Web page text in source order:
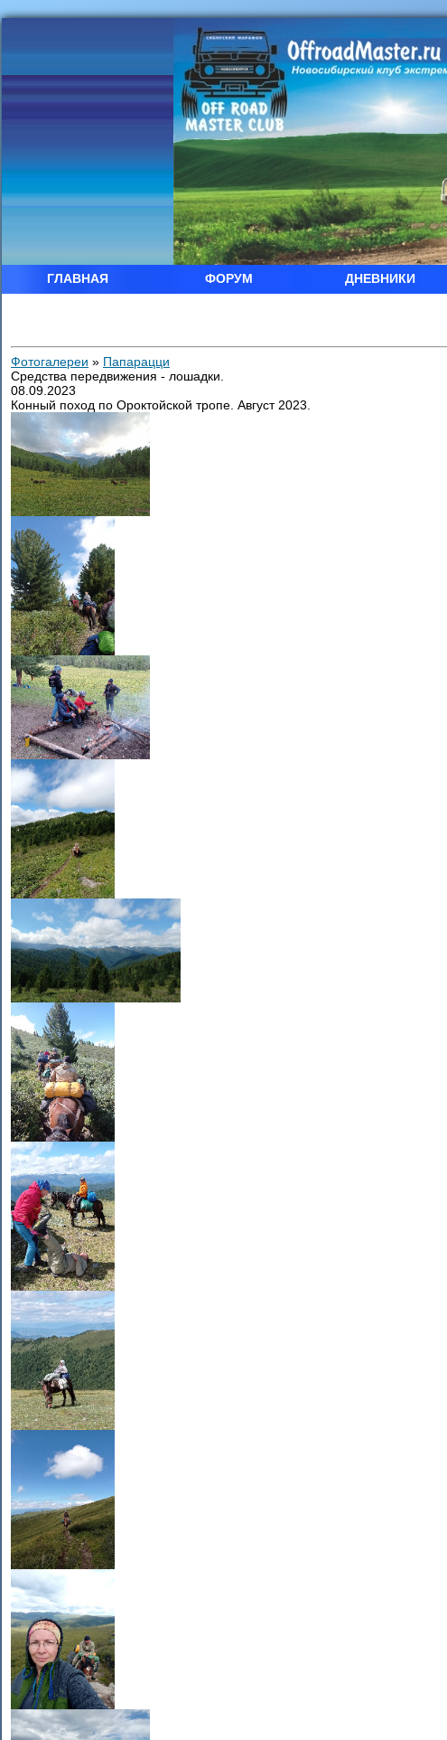
ГЛАВНАЯ ФОРУМ ДНЕВНИКИ
Фотогалереи » Папарацци
Средства передвижения - лошадки.
08.09.2023
Конный поход по Ороктойской тропе. Август 2023.